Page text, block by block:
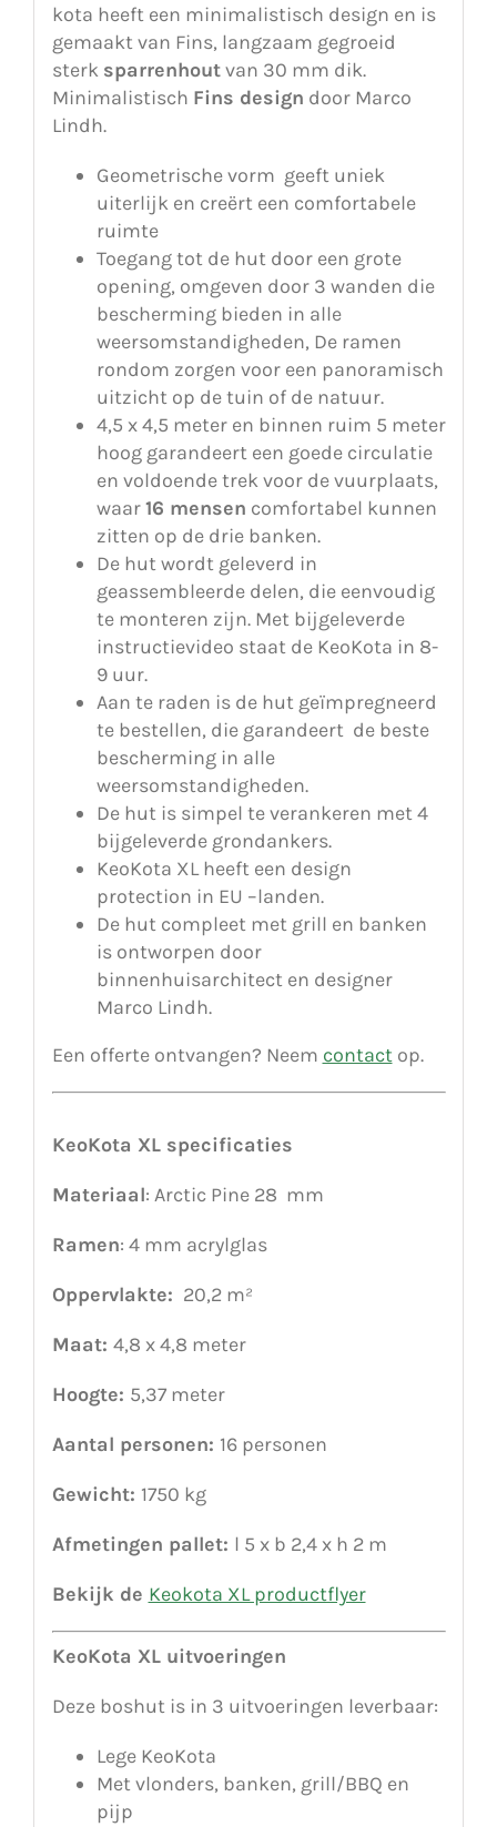
kota heeft een minimalistisch design en is
gemaakt van Fins, langzaam gegroeid
sterk sparrenhoutvan 30 mm dik.
Minimalistisch Fins design door Marco
Lindh.
Geometrische vorm geeft uniek
uiterlijk en creërt een comfortabele
ruimte
Toegang tot de hut door een grote
opening, omgeven door 3 wanden die
bescherming bieden in alle
weersomstandigheden, De ramen
rondom zorgen voor een panoramisch
uitzicht op de tuin of de natuur.
4,5 x 4,5 meter en binnen ruim 5 meter
hoog garandeert een goede circulatie
en voldoende trek voor de vuurplaats,
waar16 mensen comfortabel kunnen
zitten op de drie banken.
De hut wordt geleverd in
geassembleerde delen, die eenvoudig
te monteren zijn. Met bijgeleverde
instructievideo staat de KeoKota in 8-
9 uur.
Aan te raden is de hut geïmpregneerd
te bestellen, die garandeert de beste
bescherming in alle
weersomstandigheden.
De hut is simpel te verankeren met 4
bijgeleverde grondankers.
KeoKota XL heeft een design
protection in EU –landen.
De hut compleet met grill en banken
is ontworpen door
binnenhuisarchitect en designer
Marco Lindh.
Een offerte ontvangen? Neem contactop.
KeoKota XL specificaties
Materiaal: Arctic Pine 28 mm
Ramen: 4 mm acrylglas
Oppervlakte: 20,2 m²
Maat: 4,8 x 4,8 meter
Hoogte: 5,37 meter
Aantal personen: 16 personen
Gewicht: 1750 kg
Afmetingen pallet: l 5 x b 2,4 x h 2 m
Bekijk de Keokota XL productflyer
KeoKota XL uitvoeringen
Deze boshut is in 3 uitvoeringen leverbaar:
Lege KeoKota
Met vlonders, banken, grill/BBQ en
pijp